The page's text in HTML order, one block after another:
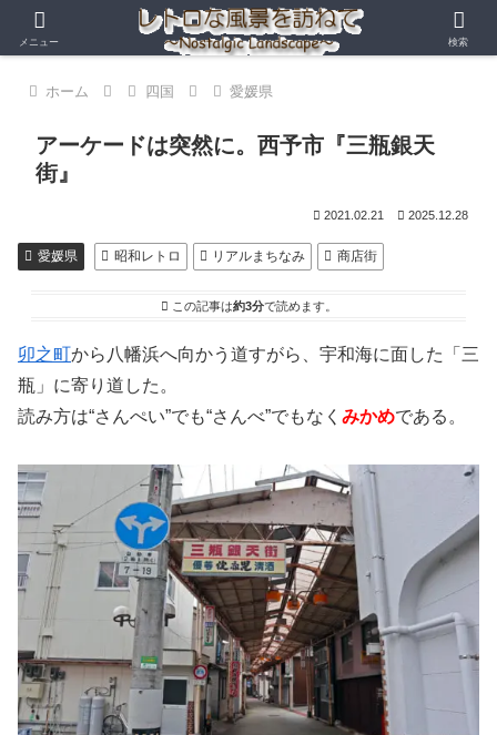
ホーム 四国 愛媛県
アーケードは突然に。西予市『三瓶銀天
街』
2021.02.21 2025.12.28
愛媛県 昭和レトロ リアルまちなみ 商店街
この記事は約3分で読めます。
卯之町から八幡浜へ向かう道すがら、宇和海に面した「三
瓶」に寄り道した。
読み方は“さんぺい”でも“さんべ”でもなく みかめである。
メニュー 検索